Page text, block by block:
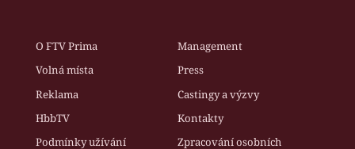
O FTV Prima
Management
Volná místa
Press
Reklama
Castingy a výzvy
HbbTV
Kontakty
Podmínky užívání
Zpracování osobních